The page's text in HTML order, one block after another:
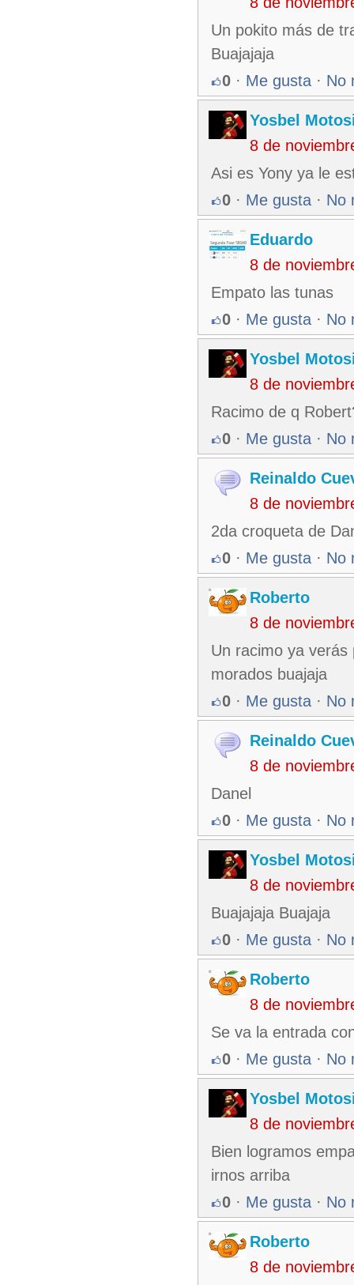
Un pokito más de
Buajajaja
0 · Me gusta · No
Yosbel
8 de
Asi es Yony ya le
0 · Me gusta · No
Eduardo
8 de
Empato las tunas
0 · Me gusta · No
Yosbel
8 de
Racimo de q
0 · Me gusta · No
Reinaldo
8 de
2da croqueta de
0 · Me gusta · No
Roberto
8 de
Un racimo ya
morados buajaja
0 · Me gusta · No
Reinaldo
8 de
Danel
0 · Me gusta · No
Yosbel
8 de
Buajajaja Buajaja
0 · Me gusta · No
Roberto
8 de
Se va la entrada
0 · Me gusta · No
Yosbel
8 de
Bien logramos
irnos arriba
0 · Me gusta · No
Roberto
8 de